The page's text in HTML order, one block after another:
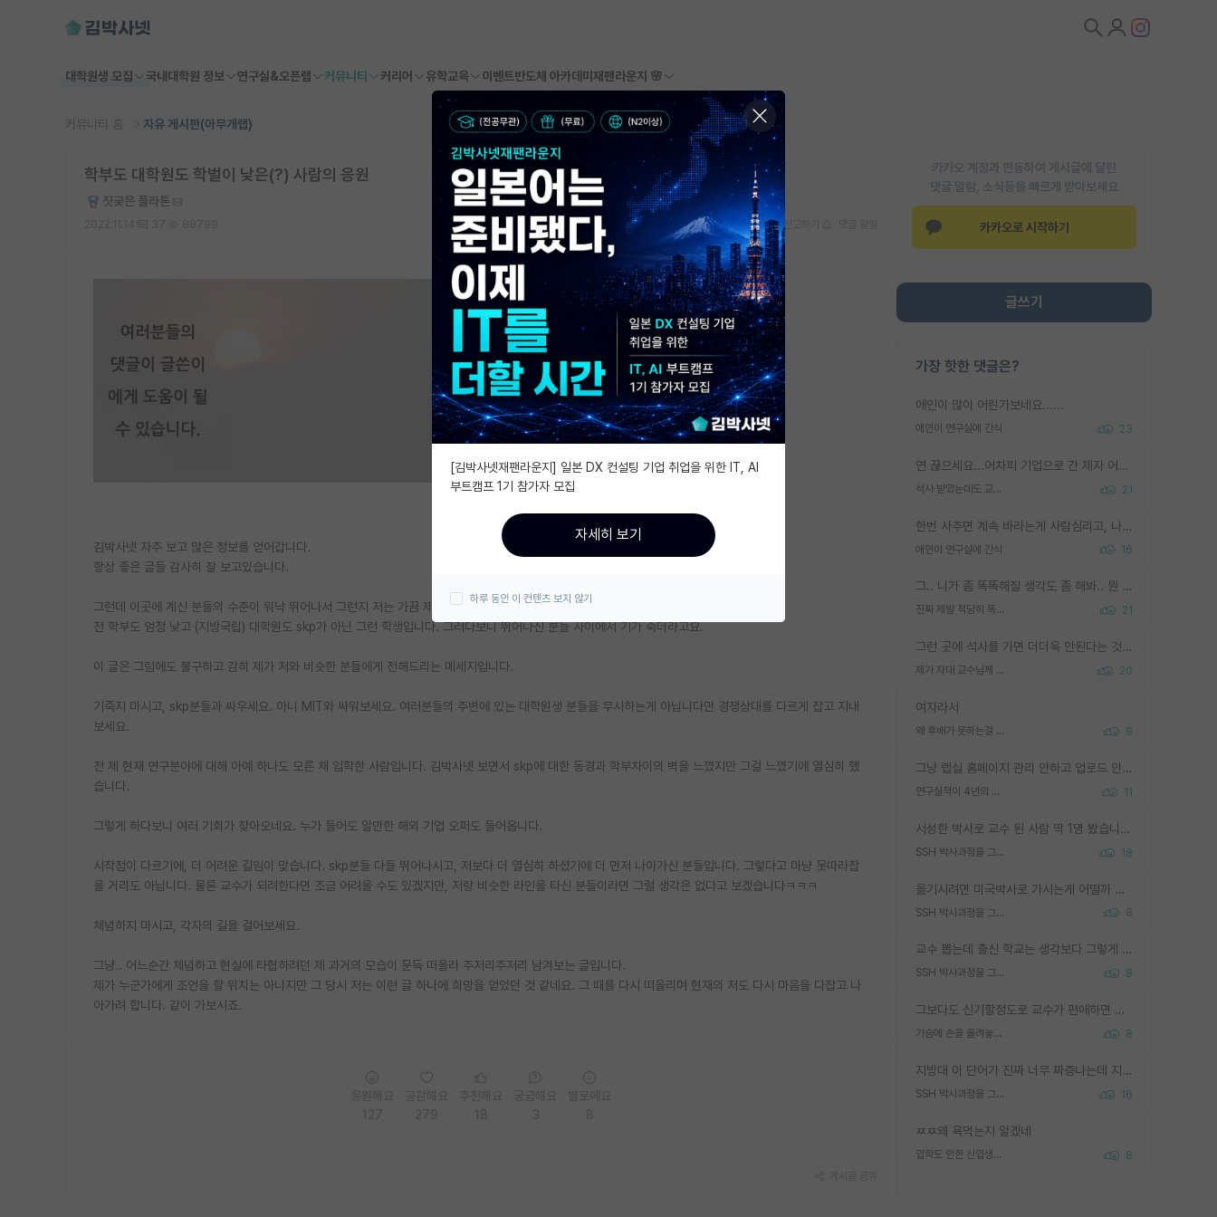
대학원생 모집 국내대학원 정보 연구실&오픈랩 커뮤니티 커리어 유학교육 이벤트반도체 아카데미 재팬라운지 🌸
커뮤니티 홈 자유 게시판(아무개랩)
카카오 계정과 연동하여 게시글에 달린
댓글 알람, 소식등을 빠르게 받아보세요
카카오로 시작하기
글쓰기
가장 핫한 댓글은?
애인이 많이 어린가보네요......
애인이 연구실에 간식 23
연 끊으세요...어차피 기업으로 간 제자 어떻게 못합니다. 기업에서는 교수들 사기꾼으로 보는 시선도 강하고, 앞에서나 교수님하고 떠받들어주지 많이 무시합니다. 영향력도 0에 수렴합니다. 그리고 생각해보십시오. 석사로 기업간 제자가 무슨 힘이 있다고 과제를 달라고 합니까? 말만 교수지 무능력자라고 생각합니다. 세금이 아깝습니다.
석사 받았는데도 교수랑 연락한다. 21
한번 사주면 계속 바라는게 사람심리고, 나중에 안사주면 말이 나옵니다. 그리고 작성자분 커플이 한번 그런 행동을 하면, 선례로 남아 이상하게도 문화로 자리잡을수도 있습니다. 애꿎은 다른 학생들은 생각도 안했는데, 간식을 사가야하는 피해를 볼 수 있습니다. 다 경험에서 우러나온 댓글입니다... 제발 이상한 선례를 만들지 마세요.
애인이 연구실에 간식 16
그.. 니가 좀 똑똑해질 생각도 좀 해봐.. 뭔 연구를 선배랑 계속 같이할 생각을하냐 박사과정이
진짜 제발 적당히 똑똑한 박사과정이라도 위에 있었으면.. 21
그런 곳에 석사를 가면 더더욱 안된다는 것을 깨달으시면 된겁니다!
제가 자대 교수님께 무례하게 행동한 걸까요? 20
여자라서
왜 후배가 못하는걸 교수님은 내 책임으로 돌리는걸까요? 9
그냥 랩실 홈페이지 관리 안하고 업로드 안한거 아님?
연구실적이 4년의 공백이 있는거 어떻게 생각하냐 11
서성한 박사로 교수 된 사람 딱 1명 봤습니다. 근데 지방대 박사로 교수된 거는 기적이 일어나야되요. 서성한 학부부터여도 빡센게 교수임용일텐데 지방대박사로 무슨 교수가 되나요...... 중소기업/중견기업 팀장급/연구소장급이나 될거 같네요.
SSH 박사과정을 그만두고 지방대 박사로 옮기면 교수의 꿈은 끝일까요? 18
옮기시려면 미국박사로 가시는게 어떨까 싶네요. 교수가 꿈이면 미국박사 하고 미국교수 까지 같이 노리시는게 기회가 많지 않을까요?
SSH 박사과정을 그만두고 지방대 박사로 옮기면 교수의 꿈은 끝일까요? 8
교수 뽑는데 출신 학교는 생각보다 그렇게 안 봄. 앞으로는 더 안 보게 될거임. 박사는 어디서 진행해도 됨. 단, 제대로 쌓고 좋은 실적 만들 수 있다면. 그런데 지방대는 그럴 가능성이 지극히 낮음. 나만 열심히 잘 하면 된다? 인간은 주변 환경에 지배되는 나약한 존재임. 주변의 지방대 대학원생과 섞이고 지방 특유의 여유로움 또는 나쁘게 얘기해서 나태함에 젖어 살다보면 교수의 꿈 자체를 잊어버리게 될 가능성도 있음. 주변 환경이 70~80%임.
SSH 박사과정을 그만두고 지방대 박사로 옮기면 교수의 꿈은 끝일까요? 8
그보다도 신기할정도로 교수가 편애하면 그사람만 논문이 되더라구요 내용이 다른 사람보다 허접해도요
가슴에 손을 올려놓고 싫어하는 사람 불공정하게 리뷰 8
지방대 이 단어가 진짜 너무 짜증나는데 지방대면 다 그냥 쓰레기인가요? 무슨 말 같지도 않은 댓글들이 있는건지??? 지방에도 충분히 좋은 대학 많고 충분히 잘하는 교수님들 많습니다 포항공대 4개 IST 대표 지거국들 여기 모두 다 지방에 있고 여기 출신들 중에 교수하는 분들 적지 않습니다 지거국 출신이 무슨 교수를 하냐?라고 생각할 사람들 많은데 상위 대표 지거국에 아웃라이어들 많습니다 결국 개인의 연구역량과 실적이 중요합니다 이 역량을 펼치는데 있어서 지도교수와의 합도 중요합니다. 그리고 경력이 필요하면 해외포닥까지 다녀오세요
SSH 박사과정을 그만두고 지방대 박사로 옮기면 교수의 꿈은 끝일까요? 16
ㅉㅉ왜 욕먹는지 알겠네
입학도 안한 신입생이 원래 관심을 받나요 8
학부도 대학원도 학벌이 낮은(?) 사람의 응원
짓궂은 플라톤
스크랩 신고하기
김박사넷 자주 보고 많은 정보를 얻어갑니다.
항상 좋은 글들 감사히 잘 보고있습니다.
그런데 이곳에 계신 분들의 수준이 워낙 뛰어나서 그런지 저는 가끔 제가 많이 작아졌었는데요.
전 학부도 엄청 낮고 (지방국립) 대학원도 skp가 아닌 그런 학생입니다. 그러다보니 뛰어나신 분들 사이에서 기가 죽더라고요.
이 글은 그럼에도 불구하고 감히 제가 저와 비슷한 분들에게 전해드리는 메세지입니다.
기죽지 마시고, skp분들과 싸우세요. 아니 MIT와 싸워보세요. 여러분들의 주변에 있는 대학원생 분들을 무시하는게 아닙니다만 경쟁상대를 다르게 잡고 지내
보세요.
전 제 현재 연구분야에 대해 아예 하나도 모른 채 입학한 사람입니다. 김박사넷 보면서 skp에 대한 동경과 학부차이의 벽을 느꼈지만 그걸 느꼈기에 열심히 했
습니다.
그렇게 하다보니 여러 기회가 찾아오네요. 누가 들어도 알만한 해외 기업 오퍼도 들어옵니다.
시작점이 다르기에, 더 어려운 길임이 맞습니다. skp분들 다들 뛰어나시고, 저보다 더 열심히 하셨기에 더 먼저 나아가신 분들입니다. 그렇다고 마냥 못따라잡
을 거리도 아닙니다. 물론 교수가 되려한다면 조금 어려울 수도 있겠지만, 저랑 비슷한 라인을 타신 분들이라면 그럴 생각은 없다고 보겠습니다ㅋㅋㅋ
체념하지 마시고, 각자의 길을 걸어보세요.
그냥.. 어느순간 체념하고 현실에 타협하려던 제 과거의 모습이 문득 떠올라 주저리주저리 남겨보는 글입니다.
제가 누군가에게 조언을 할 위치는 아니지만 그 당시 저는 이런 글 하나에 희망을 얻었던 것 같네요. 그 때를 다시 떠올리며 현재의 저도 다시 마음을 다잡고 나
아가려 합니다. 같이 가보시죠.
[김박사넷재팬라운지] 일본 DX 컨설팅 기업 취업을 위한 IT, AI
부트캠프 1기 참가자 모집
자세히 보기
하루 동안 이 컨텐츠 보지 않기